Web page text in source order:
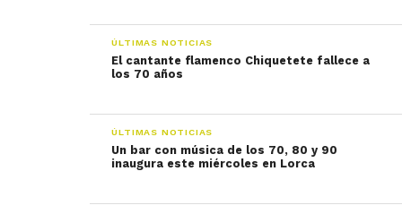
ÚLTIMAS NOTICIAS
El cantante flamenco Chiquetete fallece a
los 70 años
ÚLTIMAS NOTICIAS
Un bar con música de los 70, 80 y 90
inaugura este miércoles en Lorca